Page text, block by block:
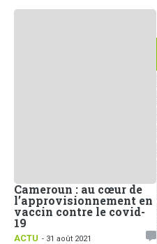
Cameroun : au cœur de
l’approvisionnement en
vaccin contre le covid-
19
ACTU - 31 août 2021